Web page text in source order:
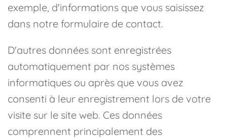
exemple, d'informations que vous saisissez
dans notre formulaire de contact.
D'autres données sont enregistrées
automatiquement par nos systèmes
informatiques ou après que vous avez
consenti à leur enregistrement lors de votre
visite sur le site web. Ces données
comprennent principalement des